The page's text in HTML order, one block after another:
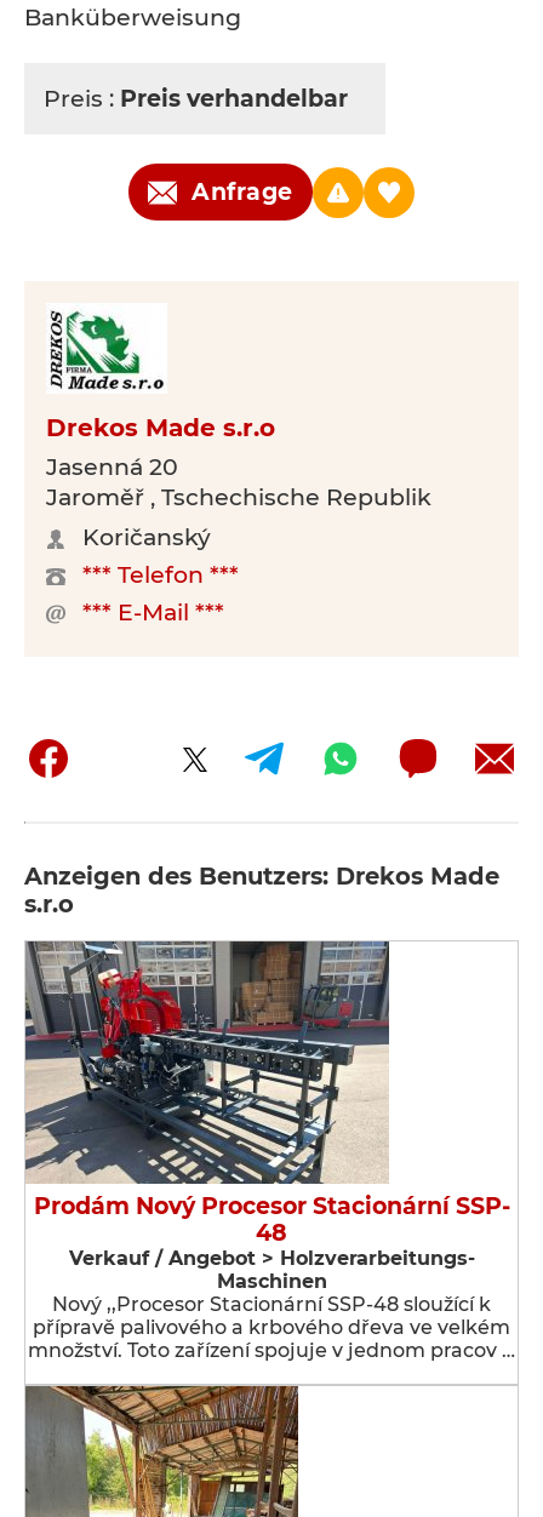
Banküberweisung
Preis : Preis verhandelbar
Anfrage
Drekos Made s.r.o
Jasenná 20
Jaroměř , Tschechische Republik
Koričanský
*** Telefon ***
*** E-Mail ***
Anzeigen des Benutzers: Drekos Made
s.r.o
Prodám Nový Procesor Stacionární SSP-
48
Verkauf / Angebot > Holzverarbeitungs-
Maschinen
Nový ,,Procesor Stacionární SSP-48 sloužící k
přípravě palivového a krbového dřeva ve velkém
množství. Toto zařízení spojuje v jednom pracov …